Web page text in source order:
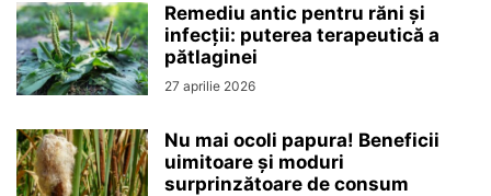
Remediu antic pentru răni și
infecții: puterea terapeutică a
pătlaginei
27 aprilie 2026
Nu mai ocoli papura! Beneficii
uimitoare și moduri
surprinzătoare de consum